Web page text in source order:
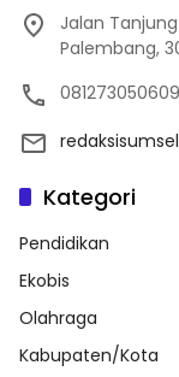
Jalan
Palembang,
081273050609
Kategori
Pendidikan
Ekobis
Olahraga
Kabupaten/Kota